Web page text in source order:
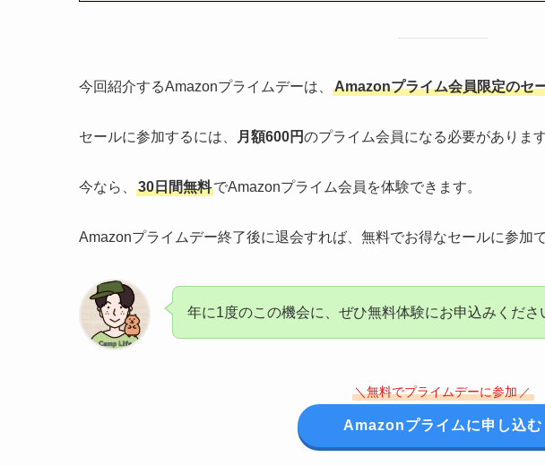
今回紹介するAmazonプライムデーは、 Amazonプライム会員限定のセ
セールに参加するには、 月額600円のプライム会員になる必要があります
今なら、 30日間無料でAmazonプライム会員を体験できます。
Amazonプライムデー終了後に退会すれば、無料でお得なセールに参加
年に1度のこの機会に、ぜひ無料体験にお申込みくださ
＼無料でプライムデーに参加／
Amazonプライムに申し込む